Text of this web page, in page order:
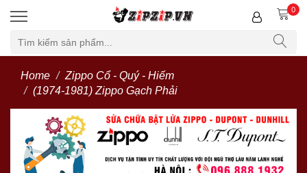
0
Home
Zippo Cổ - Quý - Hiếm
(1974-1981) Zippo Gạch Phải